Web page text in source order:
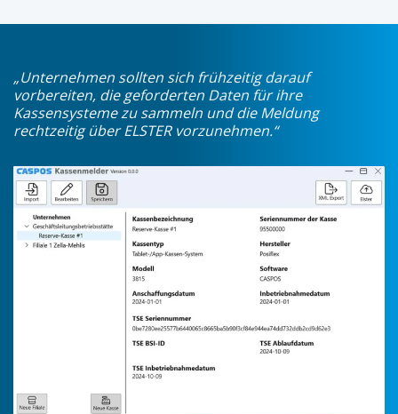
„Unternehmen sollten sich frühzeitig darauf
vorbereiten, die geforderten Daten für ihre
Kassensysteme zu sammeln und die Meldung
rechtzeitig über ELSTER vorzunehmen.“